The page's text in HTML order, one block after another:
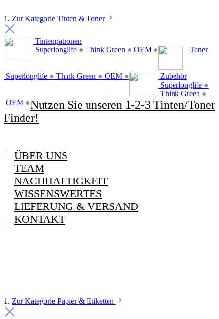
1. Zur Kategorie Tinten & Toner
Tintenpatronen
Superlonglife ● Think Green ● OEM ● Toner
Superlonglife ● Think Green ● OEM ●
Zubehör
Superlonglife ●
Think Green ●
OEM ●Nutzen Sie unseren 1-2-3 Tinten/Toner
Finder!
ÜBER UNS
TEAM
NACHHALTIGKEIT
WISSENSWERTES
LIEFERUNG & VERSAND
KONTAKT
1. Zur Kategorie Papier & Etiketten